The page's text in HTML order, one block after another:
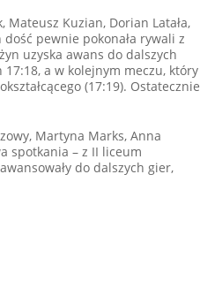
Mateusz Kuzian, Dorian Latała,
dość pewnie pokonała rywali z
uzyska awans do dalszych
a w kolejnym meczu, który
(17:19). Ostatecznie
Martyna Marks, Anna
spotkania – z II liceum
do dalszych gier,